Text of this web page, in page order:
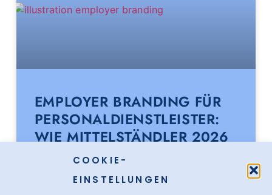
COOKIE-
EINSTELLUNGEN
EMPLOYER BRANDING FÜR
PERSONALDIENSTLEISTER:
WIE MITTELSTÄNDLER 2026
KANDIDATEN UND KUNDEN
ÜBERZEUGEN